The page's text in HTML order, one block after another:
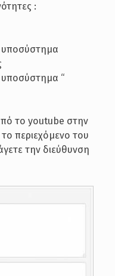
:
υποσύστημα
υποσύστημα “
το youtube στην
περιεχόμενο του
την διεύθυνση